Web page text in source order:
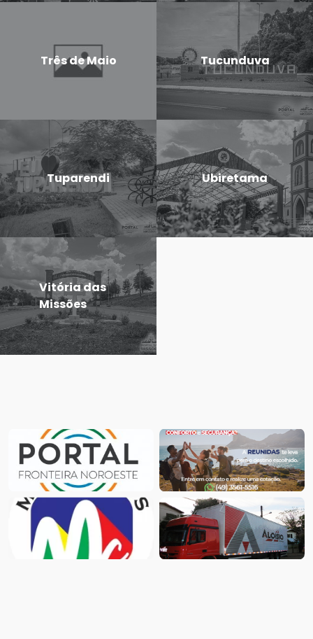
Três de Maio Tucunduva
Tuparendi Ubiretama
Vitória das
Missões